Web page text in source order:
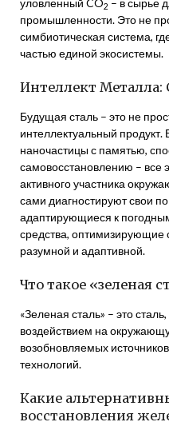
уловленный CO2 – в сырье
промышленности. Это не
симбиотическая система,
частью единой экосистемы.
Интеллект Металла:
Будущая сталь – это не
интеллектуальный
наночастицы с памятью,
самовосстановлению – все
активного участника
сами диагностируют свои
адаптирующиеся к
средства, оптимизирующие
разумной и адаптивной.
Что такое «зеленая
«Зеленая сталь» – это
воздействием на
возобновляемых
технологий.
Какие
восстановления